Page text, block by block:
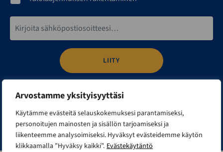
Arvostamme yksityisyyttäsi
Käytämme evästeitä selauskokemuksesi parantamiseksi,
personoitujen mainosten ja sisällön tarjoamiseksi ja
liikenteemme analysoimiseksi. Hyväksyt evästeidemme käytön
klikkaamalla ”Hyväksy kaikki”. Evästekäytäntö
henkilötietojeni käsittelyn siinä kuvatulla tavalla.
Lomake on suojattu roskapostin estämiseksi Googlen reCAPTCHA-palvelulla,
johon liittyypalvelun tietosuojaselostejakäyttöehdot.